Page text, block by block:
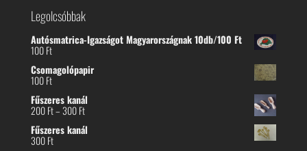
Legolcsóbbak
Autósmatrica-Igazságot Magyarországnak 10db/100 Ft
100Ft
Csomagolópapir
100Ft
Fűszeres kanál
200Ft–300FtÁrtartomány:
-
Fűszeres kanál
300Ft